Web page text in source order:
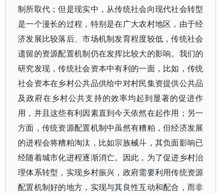
制所取代；但是现实中，从传统社会向现代社会转型
是一个漫长的过程，特别是在广大农村地区，由于经
济发展比较落后、市场机制发育程度较低，传统社会
遗留的资源配置机制仍在发挥比较大的影响。我们的
研究发现，传统社会资本中有利的一面，比如，传统
社会资本在乡村公共品供给中对村民集资提供公共品
及政府在乡村公共支持的效率均起到显著的促进作
用，并且这些有利因素直到今天依然在起作用；另一
方面，传统资源配置机制中虽然有糟粕，但经济发展
的进程会将糟粕淘汰，比如宗族械斗，其负面影响已
经随着城市化进程逐渐消亡。因此，为了促进乡村治
理体系转型，实现乡村振兴，政府需要利用传统资源
配置机制好的地方，实现与其良性互动和配合，而非